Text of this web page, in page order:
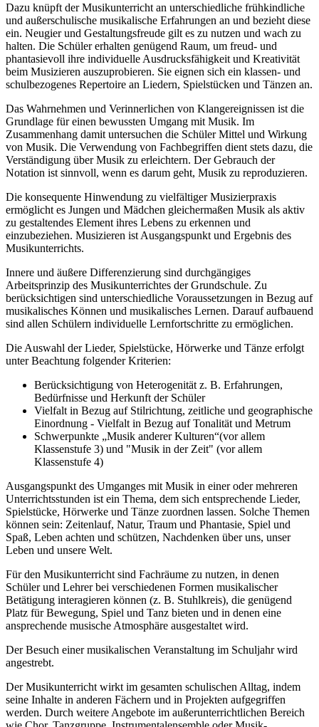
Dazu knüpft der Musikunterricht an unterschiedliche frühkindliche
und außerschulische musikalische Erfahrungen an und bezieht diese
ein. Neugier und Gestaltungsfreude gilt es zu nutzen und wach zu
halten. Die Schüler erhalten genügend Raum, um freud- und
phantasievoll ihre individuelle Ausdrucksfähigkeit und Kreativität
beim Musizieren auszuprobieren. Sie eignen sich ein klassen- und
schulbezogenes Repertoire an Liedern, Spielstücken und Tänzen an.
Das Wahrnehmen und Verinnerlichen von Klangereignissen ist die
Grundlage für einen bewussten Umgang mit Musik. Im
Zusammenhang damit untersuchen die Schüler Mittel und Wirkung
von Musik. Die Verwendung von Fachbegriffen dient stets dazu, die
Verständigung über Musik zu erleichtern. Der Gebrauch der
Notation ist sinnvoll, wenn es darum geht, Musik zu reproduzieren.
Die konsequente Hinwendung zu vielfältiger Musizierpraxis
ermöglicht es Jungen und Mädchen gleichermaßen Musik als aktiv
zu gestaltendes Element ihres Lebens zu erkennen und
einzubeziehen. Musizieren ist Ausgangspunkt und Ergebnis des
Musikunterrichts.
Innere und äußere Differenzierung sind durchgängiges
Arbeitsprinzip des Musikunterrichtes der Grundschule. Zu
berücksichtigen sind unterschiedliche Voraussetzungen in Bezug auf
musikalisches Können und musikalisches Lernen. Darauf aufbauend
sind allen Schülern individuelle Lernfortschritte zu ermöglichen.
Die Auswahl der Lieder, Spielstücke, Hörwerke und Tänze erfolgt
unter Beachtung folgender Kriterien:
Berücksichtigung von Heterogenität z. B. Erfahrungen,
Bedürfnisse und Herkunft der Schüler
Vielfalt in Bezug auf Stilrichtung, zeitliche und geographische
Einordnung - Vielfalt in Bezug auf Tonalität und Metrum
Schwerpunkte „Musik anderer Kulturen“(vor allem
Klassenstufe 3) und "Musik in der Zeit" (vor allem
Klassenstufe 4)
Ausgangspunkt des Umganges mit Musik in einer oder mehreren
Unterrichtsstunden ist ein Thema, dem sich entsprechende Lieder,
Spielstücke, Hörwerke und Tänze zuordnen lassen. Solche Themen
können sein: Zeitenlauf, Natur, Traum und Phantasie, Spiel und
Spaß, Leben achten und schützen, Nachdenken über uns, unser
Leben und unsere Welt.
Für den Musikunterricht sind Fachräume zu nutzen, in denen
Schüler und Lehrer bei verschiedenen Formen musikalischer
Betätigung interagieren können (z. B. Stuhlkreis), die genügend
Platz für Bewegung, Spiel und Tanz bieten und in denen eine
ansprechende musische Atmosphäre ausgestaltet wird.
Der Besuch einer musikalischen Veranstaltung im Schuljahr wird
angestrebt.
Der Musikunterricht wirkt im gesamten schulischen Alltag, indem
seine Inhalte in anderen Fächern und in Projekten aufgegriffen
werden. Durch weitere Angebote im außerunterrichtlichen Bereich